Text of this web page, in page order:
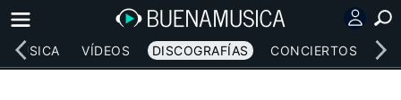
MÚSICA VÍDEOS DISCOGRAFÍAS CONCIERTOS